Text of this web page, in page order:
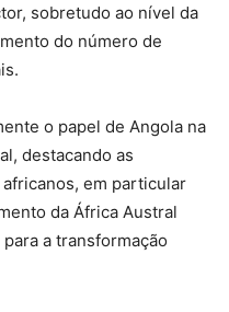
sobretudo ao nível da
do número de
o papel de Angola na
destacando as
em particular
da África Austral
a transformação